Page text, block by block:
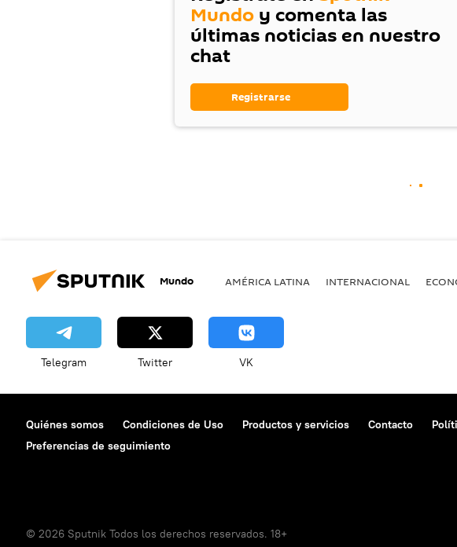
Mundo y comenta las
últimas noticias en nuestro
chat
Registrarse
Mundo AMÉRICA LATINA INTERNACIONAL
Telegram Twitter VK
Quiénes somos Condiciones de Uso Productos y servicios Contacto
Preferencias de seguimiento
© 2026 Sputnik Todos los derechos reservados. 18+